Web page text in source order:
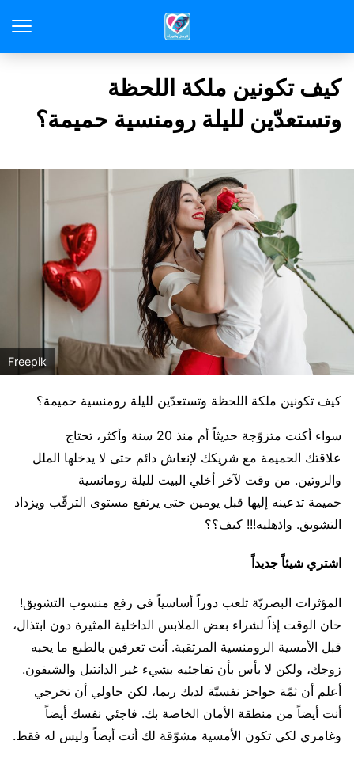
كيف تكونين ملكة اللحظة
وتستعدّين لليلة رومنسية حميمة؟
Freepik
كيف تكونين ملكة اللحظة وتستعدّين لليلة رومنسية حميمة؟
سواء أكنت متزوّجة حديثاً أم منذ 20 سنة وأكثر، تحتاج
علاقتك الحميمة مع شريكك لإنعاش دائم حتى لا يدخلها الملل
والروتين. من وقت لآخر أخلي البيت لليلة رومانسية
حميمة تدعينه إليها قبل يومين حتى يرتفع مستوى الترقّب ويزداد
التشويق. واذهليه!!! كيف؟؟
اشتري شيئاً جديداً
المؤثرات البصريّة تلعب دوراً أساسياً في رفع منسوب التشويق!
حان الوقت إذاً لشراء بعض الملابس الداخلية المثيرة دون ابتذال،
قبل الأمسية الرومنسية المرتقبة. أنت تعرفين بالطبع ما يحبه
زوجك، ولكن لا بأس بأن تفاجئيه بشيء غير الدانتيل والشيفون.
أعلم أن ثمّة حواجز نفسيّة لديك ربما، لكن حاولي أن تخرجي
أنت أيضاً من منطقة الأمان الخاصة بك. فاجئي نفسك أيضاً
وغامري لكي تكون الأمسية مشوّقة لك أنت أيضاً وليس له فقط.